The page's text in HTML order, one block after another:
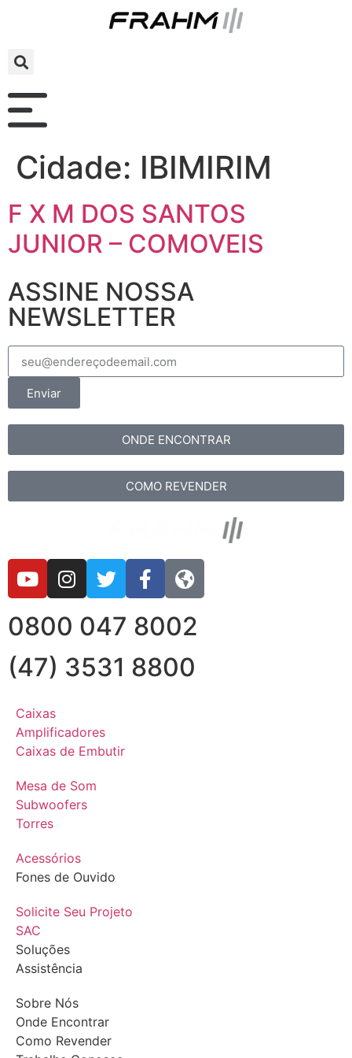
Cidade: IBIMIRIM
F X M DOS SANTOS
JUNIOR – COMOVEIS
ASSINE NOSSA
NEWSLETTER
Enviar
ONDE ENCONTRAR
COMO REVENDER
0800 047 8002
(47) 3531 8800
Caixas
Amplificadores
Caixas de Embutir
Mesa de Som
Subwoofers
Torres
Acessórios
Fones de Ouvido
Solicite Seu Projeto
SAC
Soluções
Assistência
Sobre Nós
Onde Encontrar
Como Revender